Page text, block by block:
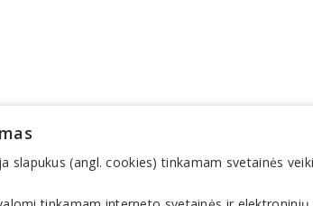
slapukus (angl. cookies) tinkamam svetainės